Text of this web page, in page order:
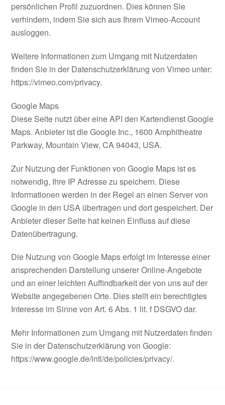
persönlichen Profil zuzuordnen. Dies können Sie
verhindern, indem Sie sich aus Ihrem Vimeo-Account
ausloggen.
Weitere Informationen zum Umgang mit Nutzerdaten
finden Sie in der Datenschutzerklärung von Vimeo unter:
https://vimeo.com/privacy.
Google Maps
Diese Seite nutzt über eine API den Kartendienst Google
Maps. Anbieter ist die Google Inc., 1600 Amphitheatre
Parkway, Mountain View, CA 94043, USA.
Zur Nutzung der Funktionen von Google Maps ist es
notwendig, Ihre IP Adresse zu speichern. Diese
Informationen werden in der Regel an einen Server von
Google in den USA übertragen und dort gespeichert. Der
Anbieter dieser Seite hat keinen Einfluss auf diese
Datenübertragung.
Die Nutzung von Google Maps erfolgt im Interesse einer
ansprechenden Darstellung unserer Online-Angebote
und an einer leichten Auffindbarkeit der von uns auf der
Website angegebenen Orte. Dies stellt ein berechtigtes
Interesse im Sinne von Art. 6 Abs. 1 lit. f DSGVO dar.
Mehr Informationen zum Umgang mit Nutzerdaten finden
Sie in der Datenschutzerklärung von Google:
https://www.google.de/intl/de/policies/privacy/.